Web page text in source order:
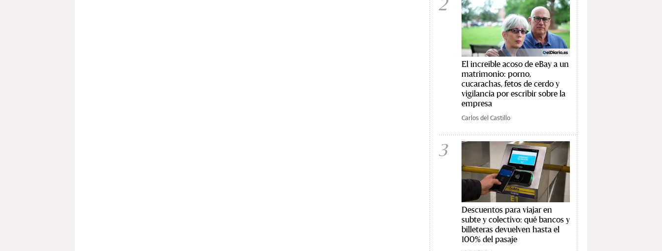
El increíble acoso de eBay a un
matrimonio: porno,
cucarachas, fetos de cerdo y
vigilancia por escribir sobre la
empresa
Carlos del Castillo
3
Descuentos para viajar en
subte y colectivo: qué bancos y
billeteras devuelven hasta el
100% del pasaje